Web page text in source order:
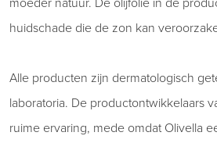
huidschade die de zon kan
Alle producten zijn dermatologisch
laboratoria. De productontwikkelaars
ruime ervaring, mede omdat Olivella